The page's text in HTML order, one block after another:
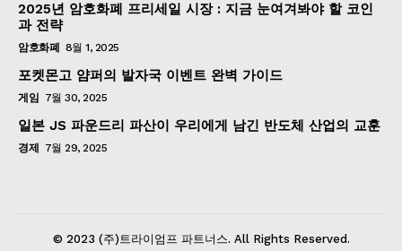
2025년 암호화폐 프리세일 시장 : 지금 눈여겨봐야 할 코인
과 전략
암호화폐 8월 1, 2025
포켓몬고 얌퍼의 발자국 이벤트 완벽 가이드
게임 7월 30, 2025
일본 JS 파운드리 파산이 우리에게 남긴 반도체 산업의 교훈
경제 7월 29, 2025
© 2023 (주)트라이엄프 파트너스. All Rights Reserved.